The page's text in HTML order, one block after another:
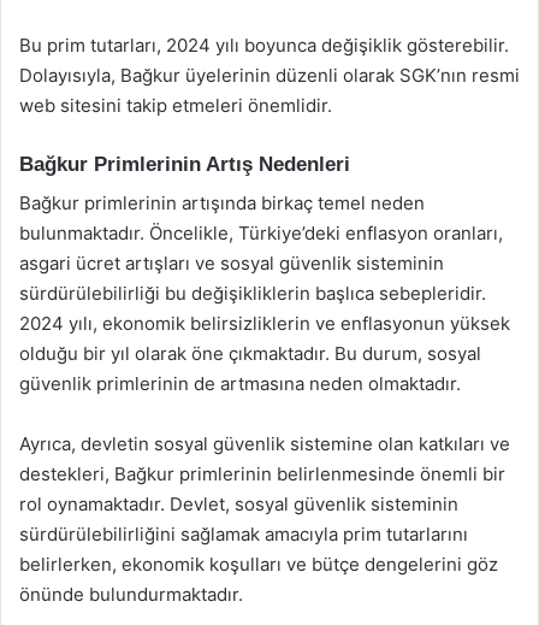
Bu prim tutarları, 2024 yılı boyunca değişiklik gösterebilir.
Dolayısıyla, Bağkur üyelerinin düzenli olarak SGK’nın resmi
web sitesini takip etmeleri önemlidir.
Bağkur Primlerinin Artış Nedenleri
Bağkur primlerinin artışında birkaç temel neden
bulunmaktadır. Öncelikle, Türkiye’deki enflasyon oranları,
asgari ücret artışları ve sosyal güvenlik sisteminin
sürdürülebilirliği bu değişikliklerin başlıca sebepleridir.
2024 yılı, ekonomik belirsizliklerin ve enflasyonun yüksek
olduğu bir yıl olarak öne çıkmaktadır. Bu durum, sosyal
güvenlik primlerinin de artmasına neden olmaktadır.
Ayrıca, devletin sosyal güvenlik sistemine olan katkıları ve
destekleri, Bağkur primlerinin belirlenmesinde önemli bir
rol oynamaktadır. Devlet, sosyal güvenlik sisteminin
sürdürülebilirliğini sağlamak amacıyla prim tutarlarını
belirlerken, ekonomik koşulları ve bütçe dengelerini göz
önünde bulundurmaktadır.